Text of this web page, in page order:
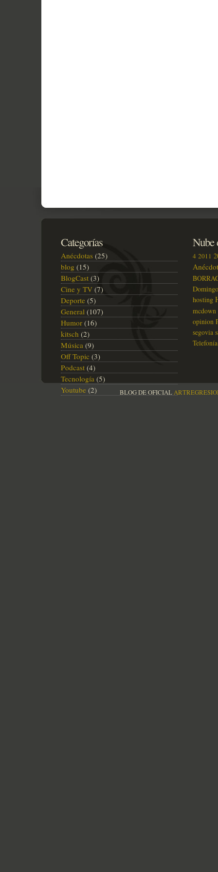
Categorías
Anécdotas (25)
blog (15)
BlogCast (3)
Cine y TV (7)
Deporte (5)
General (107)
Humor (16)
kitsch (2)
Música (9)
Off Topic (3)
Podcast (4)
Tecnología (5)
Youtube (2)
Nube
4 2011
Domingo
hosting
mcdown
opinion
segovia
Telefonía
BLOG DE OFICIAL